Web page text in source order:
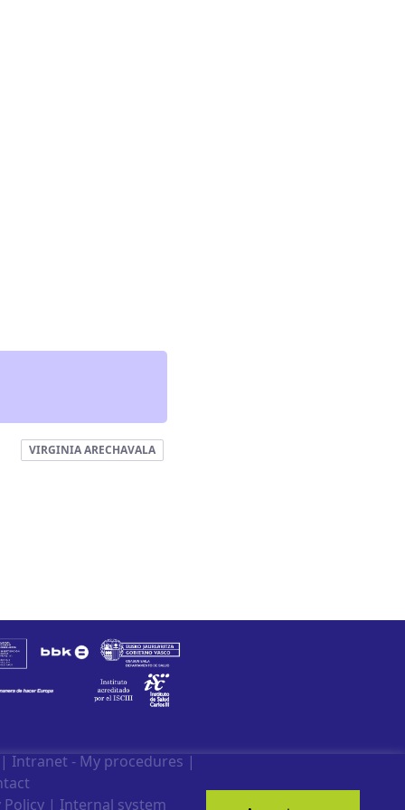
VIRGINIA ARECHAVALA
Intranet - My procedures |
Policy | Internal system